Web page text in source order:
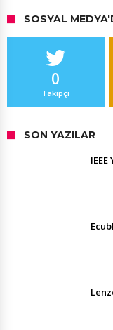
SOSYAL
0
Takipçi
SON YAZILAR